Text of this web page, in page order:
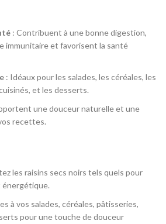
: Contribuent à une bonne digestion,
immunitaire et favorisent la santé
: Idéaux pour les salades, les céréales, les
et les desserts.
une douceur naturelle et une
recettes.
les raisins secs noirs tels quels pour
énergétique.
à vos salades, céréales, pâtisseries,
pour une touche de douceur